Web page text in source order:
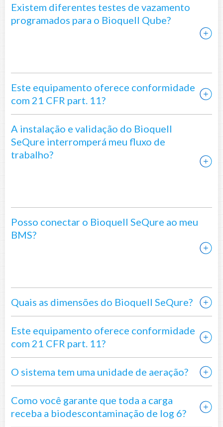
Existem diferentes testes de vazamento
programados para o Bioquell Qube?
Este equipamento oferece conformidade
com 21 CFR part. 11?
A instalação e validação do Bioquell
SeQure interromperá meu fluxo de
trabalho?
Posso conectar o Bioquell SeQure ao meu
BMS?
Quais as dimensões do Bioquell SeQure?
Este equipamento oferece conformidade
com 21 CFR part. 11?
O sistema tem uma unidade de aeração?
Como você garante que toda a carga
receba a biodescontaminação de log 6?